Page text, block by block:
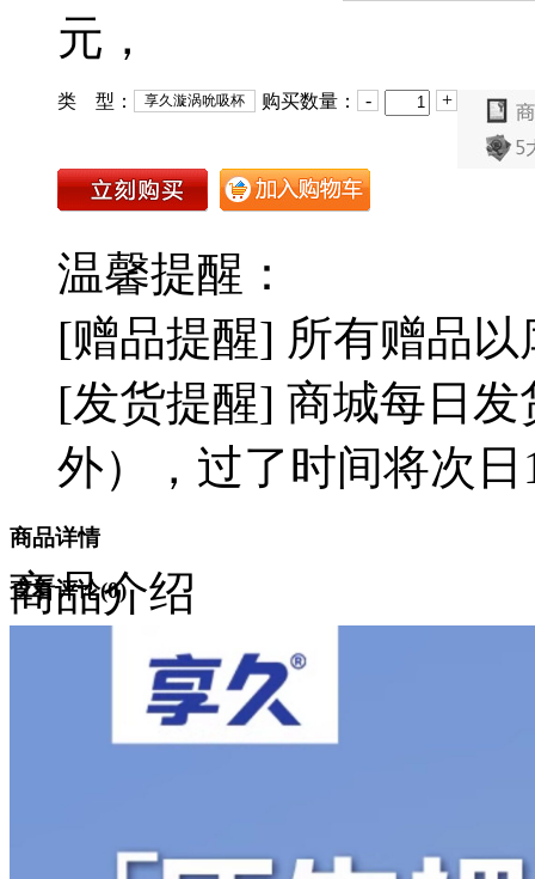
元，
类 型： 享久漩涡吮吸杯 购买数量： - +
温馨提醒：
[赠品提醒] 所有赠品
[发货提醒] 商城每日
外），过了时间将次
商品详情
查看评论(0)
商品介绍